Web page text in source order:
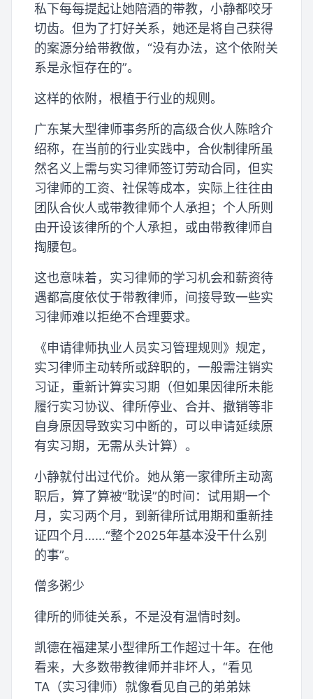
私下每每提起让她陪酒的带教，小静都咬牙
切齿。但为了打好关系，她还是将自己获得
的案源分给带教做，“没有办法，这个依附关
系是永恒存在的”。
这样的依附，根植于行业的规则。
广东某大型律师事务所的高级合伙人陈晗介
绍称，在当前的行业实践中，合伙制律所虽
然名义上需与实习律师签订劳动合同，但实
习律师的工资、社保等成本，实际上往往由
团队合伙人或带教律师个人承担；个人所则
由开设该律所的个人承担，或由带教律师自
掏腰包。
这也意味着，实习律师的学习机会和薪资待
遇都高度依仗于带教律师，间接导致一些实
习律师难以拒绝不合理要求。
《申请律师执业人员实习管理规则》规定，
实习律师主动转所或辞职的，一般需注销实
习证，重新计算实习期（但如果因律所未能
履行实习协议、律所停业、合并、撤销等非
自身原因导致实习中断的，可以申请延续原
有实习期，无需从头计算）。
小静就付出过代价。她从第一家律所主动离
职后，算了算被“耽误”的时间：试用期一个
月，实习两个月，到新律所试用期和重新挂
证四个月……“整个2025年基本没干什么别
的事”。
僧多粥少
律所的师徒关系，不是没有温情时刻。
凯德在福建某小型律所工作超过十年。在他
看来，大多数带教律师并非坏人，“看见
TA（实习律师）就像看见自己的弟弟妹